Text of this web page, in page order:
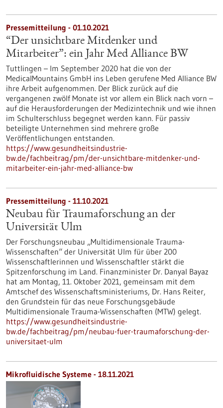
Pressemitteilung - 01.10.2021
“Der unsichtbare Mitdenker und
Mitarbeiter”: ein Jahr Med Alliance BW
Tuttlingen – Im September 2020 hat die von der
MedicalMountains GmbH ins Leben gerufene Med Alliance BW
ihre Arbeit aufgenommen. Der Blick zurück auf die
vergangenen zwölf Monate ist vor allem ein Blick nach vorn –
auf die Herausforderungen der Medizintechnik und wie ihnen
im Schulterschluss begegnet werden kann. Für passiv
beteiligte Unternehmen sind mehrere große
Veröffentlichungen entstanden.
https://www.gesundheitsindustrie-
bw.de/fachbeitrag/pm/der-unsichtbare-mitdenker-und-
mitarbeiter-ein-jahr-med-alliance-bw
Pressemitteilung - 11.10.2021
Neubau für Traumaforschung an der
Universität Ulm
Der Forschungsneubau „Multidimensionale Trauma-
Wissenschaften“ der Universität Ulm für über 200
Wissenschaftlerinnen und Wissenschaftler stärkt die
Spitzenforschung im Land. Finanzminister Dr. Danyal Bayaz
hat am Montag, 11. Oktober 2021, gemeinsam mit dem
Amtschef des Wissenschaftsministeriums, Dr. Hans Reiter,
den Grundstein für das neue Forschungsgebäude
Multidimensionale Trauma-Wissenschaften (MTW) gelegt.
https://www.gesundheitsindustrie-
bw.de/fachbeitrag/pm/neubau-fuer-traumaforschung-der-
universitaet-ulm
Mikrofluidische Systeme - 18.11.2021